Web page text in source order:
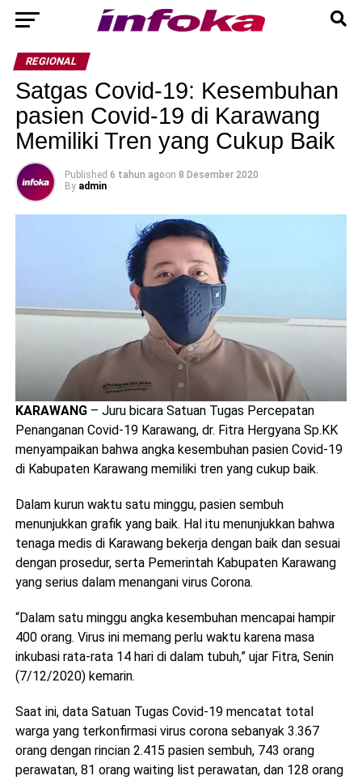
REGIONAL
Satgas Covid-19: Kesembuhan
pasien Covid-19 di Karawang
Memiliki Tren yang Cukup Baik
Published 6 tahun agoon 8 Desember 2020
By admin
KARAWANG – Juru bicara Satuan Tugas Percepatan
Penanganan Covid-19 Karawang, dr. Fitra Hergyana Sp.KK
menyampaikan bahwa angka kesembuhan pasien Covid-19
di Kabupaten Karawang memiliki tren yang cukup baik.
Dalam kurun waktu satu minggu, pasien sembuh
menunjukkan grafik yang baik. Hal itu menunjukkan bahwa
tenaga medis di Karawang bekerja dengan baik dan sesuai
dengan prosedur, serta Pemerintah Kabupaten Karawang
yang serius dalam menangani virus Corona.
“Dalam satu minggu angka kesembuhan mencapai hampir
400 orang. Virus ini memang perlu waktu karena masa
inkubasi rata-rata 14 hari di dalam tubuh,” ujar Fitra, Senin
(7/12/2020) kemarin.
Saat ini, data Satuan Tugas Covid-19 mencatat total
warga yang terkonfirmasi virus corona sebanyak 3.367
orang dengan rincian 2.415 pasien sembuh, 743 orang
perawatan, 81 orang waiting list perawatan, dan 128 orang